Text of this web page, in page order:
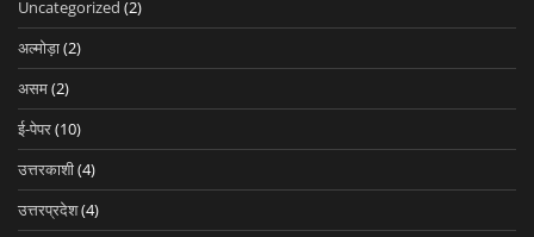
Uncategorized (2)
अल्मोड़ा(2)
असम(2)
ई-पेपर(10)
उत्तरकाशी(4)
उत्तरप्रदेश(4)